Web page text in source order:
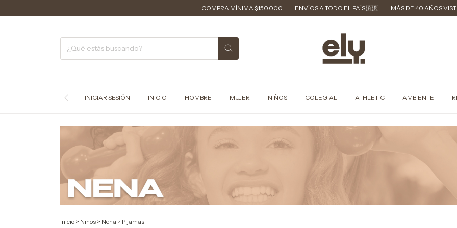
COMPRA MÍNIMA $150.000 ENVÍOS A TODO EL PAÍS 🇦🇷 MÁS DE 40 AÑOS VISTIENDO
INICIAR SESIÓN INICIO HOMBRE MUJER NIÑOS COLEGIAL ATHLETIC AMBIENTE
Inicio > Niños > Nena > Pijamas